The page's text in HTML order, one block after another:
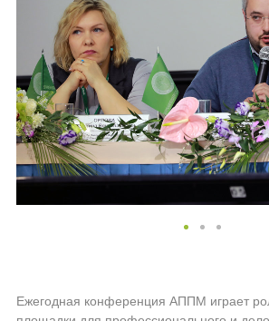
Ежегодная конференция АППМ играет